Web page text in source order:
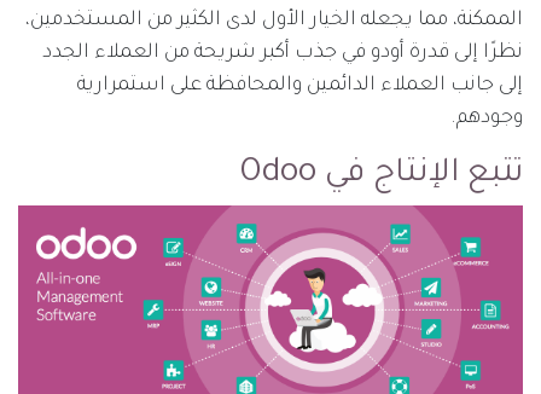
الممكنة، مما يجعله الخيار الأول لدى الكثير من المستخدمين،
نظرًا إلى قدرة أودو في جذب أكبر شريحة من العملاء الجدد
إلى جانب العملاء الدائمين والمحافظة على استمرارية
وجودهم.
تتبع الإنتاج في Odoo